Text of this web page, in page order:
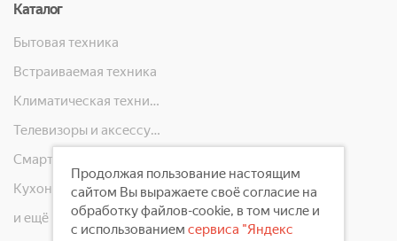
Каталог
Бытовая техника
Встраиваемая техника
Климатическая техника
Телевизоры и аксессуары
Кухонная техника
и ещё 10 категорий
Продолжая пользование настоящим
сайтом Вы выражаете своё согласие на
обработку файлов-cookie, в том числе и
с использованием сервиса "Яндекс